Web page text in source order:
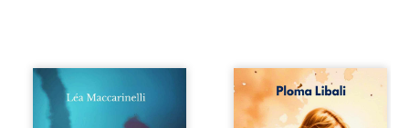
Quatre parties.
Quatre refus.
Quatre visages
Autrefois, les
champs d’Atlantis
vibraient sous le